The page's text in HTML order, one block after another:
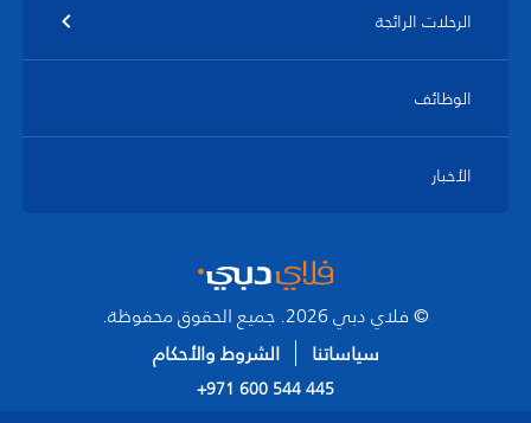
الرحلات الرائجة
الوظائف
الأخبار
© فلاي دبي 2026. جميع الحقوق محفوظة.
سياساتنا
الشروط والأحكام
+971 600 544 445